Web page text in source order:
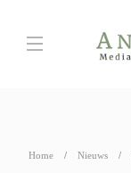
Home Nieuws